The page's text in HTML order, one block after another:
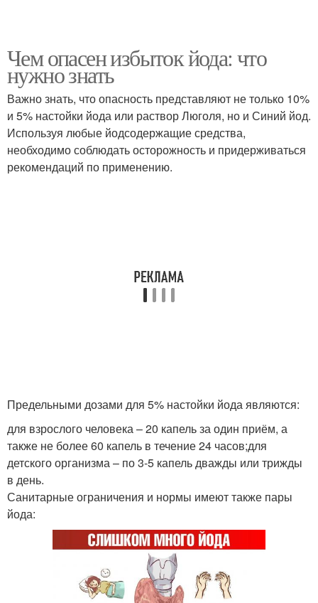
Чем опасен избыток йода: что
нужно знать
Важно знать, что опасность представляют не только 10%
и 5% настойки йода или раствор Люголя, но и Синий йод.
Используя любые йодсодержащие средства,
необходимо соблюдать осторожность и придерживаться
рекомендаций по применению.
Предельными дозами для 5% настойки йода являются:
для взрослого человека – 20 капель за один приём, а
также не более 60 капель в течение 24 часов;для
детского организма – по 3-5 капель дважды или трижды
в день.
Санитарные ограничения и нормы имеют также пары
йода: